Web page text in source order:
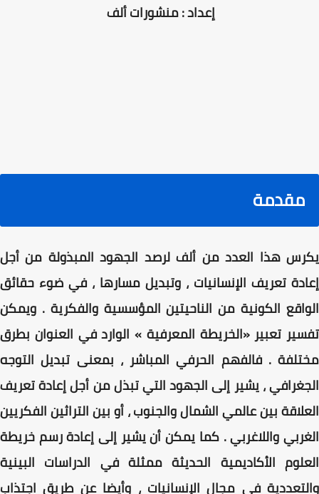
إعداد : منشورات ألف
مقدمة
يكرس هذا العدد من ألف لرصد الجهود المبذولة من أجل
إعادة تعريف الإنسانيات ، وتبديل مسارها ، في ضوء حقائق
الواقع الكونية من الناحيتين المؤسسية والفكرية . ويمكن
تفسير تعبير «الخريطة المعرفية » الوارد في العنوان بطرق
مختلفة . فالفهم الحرفي المباشر ، بمعنی تبدیل التوجه
الجغرافي ، يشير إلى الجهود التي تبذل من أجل إعادة تعريف
العلاقة بين عالمي الشمال والجنوب ، أو بين التراثين الفكريين
الغربي واللاغربي . كما يمكن أن يشير إلى إعادة رسم خريطة
العلوم الأكاديمية الحديثة ممثلة في الدراسات البينية
والتعددية في مجال الإنسانيات ، وأيضا عن طريق اجتذاب